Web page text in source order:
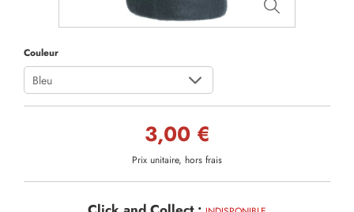
Couleur
Bleu
3,00 €
Prix unitaire, hors frais